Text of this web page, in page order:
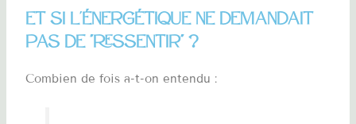
Et si l'énergétique ne demandait
pas de "ressentir" ?
Combien de fois a-t-on entendu :